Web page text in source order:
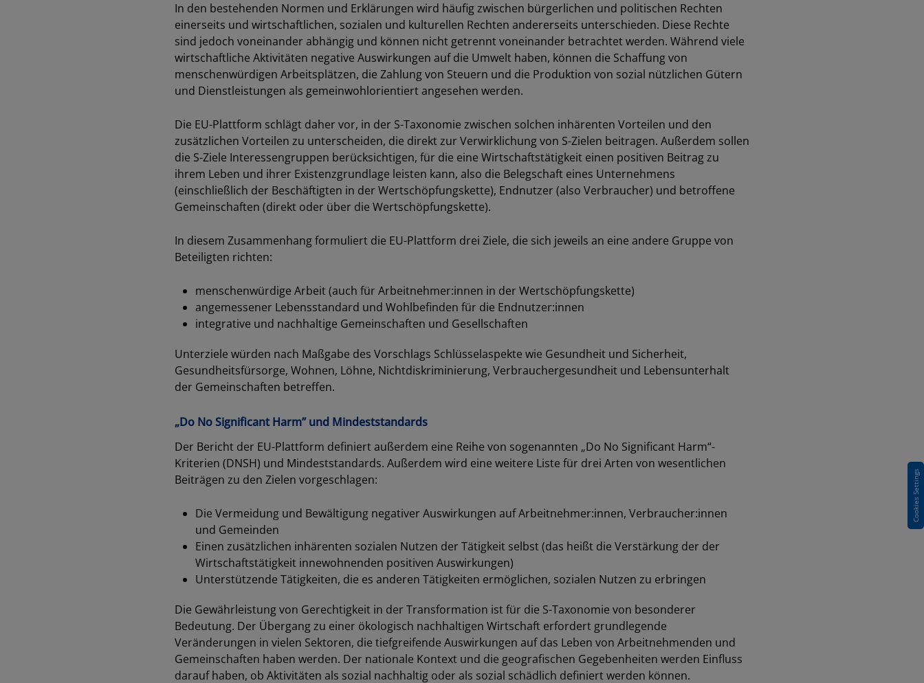
Cookies Settings
In den bestehenden Normen und Erklärungen wird häufig zwischen bürgerlichen und politischen Rechten
einerseits und wirtschaftlichen, sozialen und kulturellen Rechten andererseits unterschieden. Diese Rechte
sind jedoch voneinander abhängig und können nicht getrennt voneinander betrachtet werden. Während viele
wirtschaftliche Aktivitäten negative Auswirkungen auf die Umwelt haben, können die Schaffung von
menschenwürdigen Arbeitsplätzen, die Zahlung von Steuern und die Produktion von sozial nützlichen Gütern
und Dienstleistungen als gemeinwohlorientiert angesehen werden.
Die EU-Plattform schlägt daher vor, in der S-Taxonomie zwischen solchen inhärenten Vorteilen und den
zusätzlichen Vorteilen zu unterscheiden, die direkt zur Verwirklichung von S-Zielen beitragen. Außerdem sollen
die S-Ziele Interessengruppen berücksichtigen, für die eine Wirtschaftstätigkeit einen positiven Beitrag zu
ihrem Leben und ihrer Existenzgrundlage leisten kann, also die Belegschaft eines Unternehmens
(einschließlich der Beschäftigten in der Wertschöpfungskette), Endnutzer (also Verbraucher) und betroffene
Gemeinschaften (direkt oder über die Wertschöpfungskette).
In diesem Zusammenhang formuliert die EU-Plattform drei Ziele, die sich jeweils an eine andere Gruppe von
Beteiligten richten:
menschenwürdige Arbeit (auch für Arbeitnehmer:innen in der Wertschöpfungskette)
angemessener Lebensstandard und Wohlbefinden für die Endnutzer:innen
integrative und nachhaltige Gemeinschaften und Gesellschaften
Unterziele würden nach Maßgabe des Vorschlags Schlüsselaspekte wie Gesundheit und Sicherheit,
Gesundheitsfürsorge, Wohnen, Löhne, Nichtdiskriminierung, Verbrauchergesundheit und Lebensunterhalt
der Gemeinschaften betreffen.
„Do No Significant Harm” und Mindeststandards
Der Bericht der EU-Plattform definiert außerdem eine Reihe von sogenannten „Do No Significant Harm“-
Kriterien (DNSH) und Mindeststandards. Außerdem wird eine weitere Liste für drei Arten von wesentlichen
Beiträgen zu den Zielen vorgeschlagen:
Die Vermeidung und Bewältigung negativer Auswirkungen auf Arbeitnehmer:innen, Verbraucher:innen
und Gemeinden
Einen zusätzlichen inhärenten sozialen Nutzen der Tätigkeit selbst (das heißt die Verstärkung der der
Wirtschaftstätigkeit innewohnenden positiven Auswirkungen)
Unterstützende Tätigkeiten, die es anderen Tätigkeiten ermöglichen, sozialen Nutzen zu erbringen
Die Gewährleistung von Gerechtigkeit in der Transformation ist für die S-Taxonomie von besonderer
Bedeutung. Der Übergang zu einer ökologisch nachhaltigen Wirtschaft erfordert grundlegende
Veränderungen in vielen Sektoren, die tiefgreifende Auswirkungen auf das Leben von Arbeitnehmenden und
Gemeinschaften haben werden. Der nationale Kontext und die geografischen Gegebenheiten werden Einfluss
darauf haben, ob Aktivitäten als sozial nachhaltig oder als sozial schädlich definiert werden können.